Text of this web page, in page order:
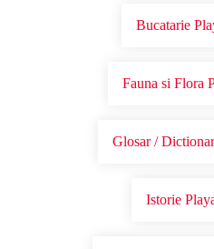
Bucatarie
Fauna si Flora
Glosar /
Istorie